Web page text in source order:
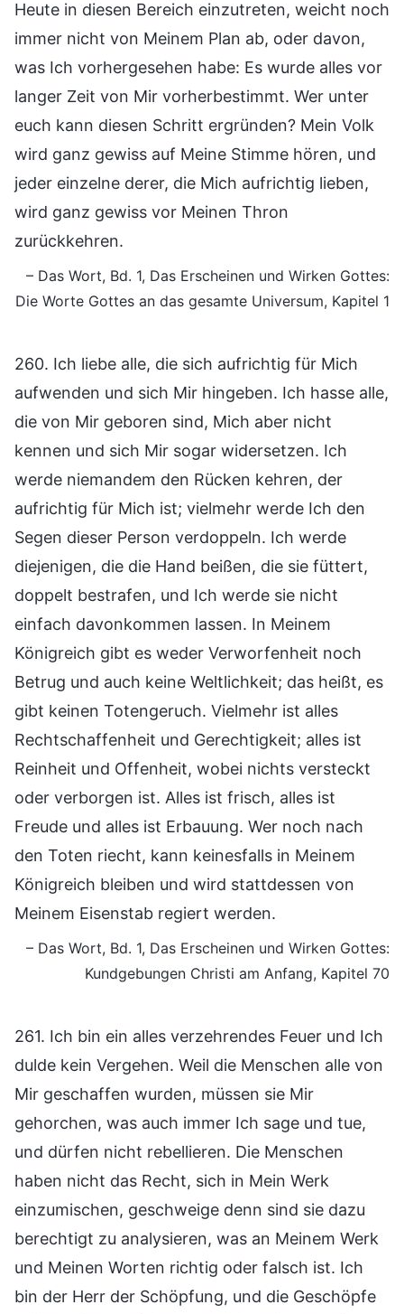
Heute in diesen Bereich einzutreten, weicht noch
immer nicht von Meinem Plan ab, oder davon,
was Ich vorhergesehen habe: Es wurde alles vor
langer Zeit von Mir vorherbestimmt. Wer unter
euch kann diesen Schritt ergründen? Mein Volk
wird ganz gewiss auf Meine Stimme hören, und
jeder einzelne derer, die Mich aufrichtig lieben,
wird ganz gewiss vor Meinen Thron
zurückkehren.
– Das Wort, Bd. 1, Das Erscheinen und Wirken Gottes:
Die Worte Gottes an das gesamte Universum, Kapitel 1
260. Ich liebe alle, die sich aufrichtig für Mich
aufwenden und sich Mir hingeben. Ich hasse alle,
die von Mir geboren sind, Mich aber nicht
kennen und sich Mir sogar widersetzen. Ich
werde niemandem den Rücken kehren, der
aufrichtig für Mich ist; vielmehr werde Ich den
Segen dieser Person verdoppeln. Ich werde
diejenigen, die die Hand beißen, die sie füttert,
doppelt bestrafen, und Ich werde sie nicht
einfach davonkommen lassen. In Meinem
Königreich gibt es weder Verworfenheit noch
Betrug und auch keine Weltlichkeit; das heißt, es
gibt keinen Totengeruch. Vielmehr ist alles
Rechtschaffenheit und Gerechtigkeit; alles ist
Reinheit und Offenheit, wobei nichts versteckt
oder verborgen ist. Alles ist frisch, alles ist
Freude und alles ist Erbauung. Wer noch nach
den Toten riecht, kann keinesfalls in Meinem
Königreich bleiben und wird stattdessen von
Meinem Eisenstab regiert werden.
– Das Wort, Bd. 1, Das Erscheinen und Wirken Gottes:
Kundgebungen Christi am Anfang, Kapitel 70
261. Ich bin ein alles verzehrendes Feuer und Ich
dulde kein Vergehen. Weil die Menschen alle von
Mir geschaffen wurden, müssen sie Mir
gehorchen, was auch immer Ich sage und tue,
und dürfen nicht rebellieren. Die Menschen
haben nicht das Recht, sich in Mein Werk
einzumischen, geschweige denn sind sie dazu
berechtigt zu analysieren, was an Meinem Werk
und Meinen Worten richtig oder falsch ist. Ich
bin der Herr der Schöpfung, und die Geschöpfe